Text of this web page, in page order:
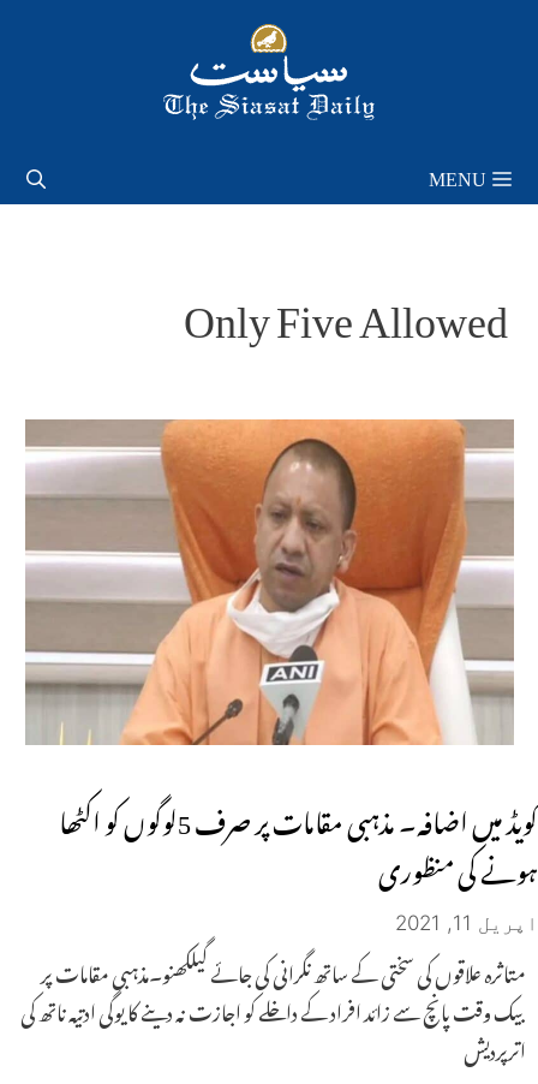
MENU
Only Five Allowed
کویڈ میں اضافہ۔ مذہبی مقامات پر صرف 5لوگوں کو اکٹھا
ہونے کی منظوری
اپریل 11, 2021
متاثرہ علاقوں کی سختی کے ساتھ نگرانی کی جائے گیلکھنو۔مذہبی مقامات پر
بیک وقت پانچ سے زائد افراد کے داخلے کو اجازت نہ دینے کا یوگی ادتیہ ناتھ کی
اترپردیش